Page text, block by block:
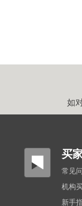
如
买
常见
机构
新手